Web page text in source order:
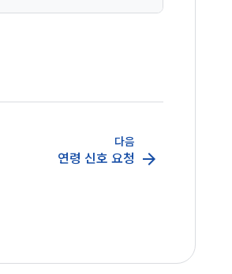
다음
연령 신호 요청 arrow_forward